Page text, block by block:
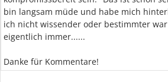
bin langsam müde und habe mich
ich nicht wissender oder bestimmter
eigentlich immer......
Danke für Kommentare!